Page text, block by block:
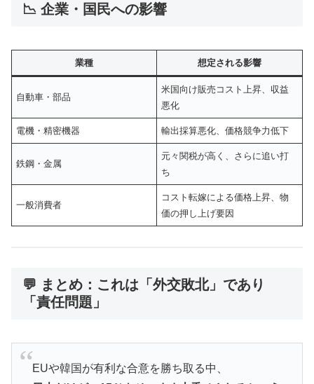
📉 企業・国民への影響
業種 想定される影響
自動車・部品
米国向け販売コスト上昇、収益
悪化
電機・精密機器 輸出採算悪化、価格競争力低下
鉄鋼・金属
元々関税が高く、さらに追い打
ち
一般消費者
コスト転嫁による価格上昇、物
価の押し上げ要因
💬 まとめ：これは「外交敗北」であり
「責任問題」
EUや韓国が有利な合意を勝ち取る中、